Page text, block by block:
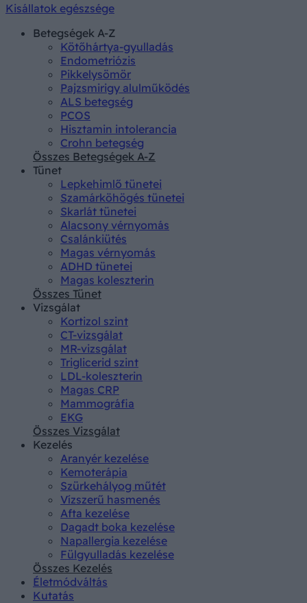
Kisállatok egészsége
Betegségek A-Z
Kötőhártya-gyulladás
Endometriózis
Pikkelysömör
Pajzsmirigy alulműködés
ALS betegség
PCOS
Hisztamin intolerancia
Crohn betegség
Összes Betegségek A-Z
Tünet
Lepkehimlő tünetei
Szamárköhögés tünetei
Skarlát tünetei
Alacsony vérnyomás
Csalánkiütés
Magas vérnyomás
ADHD tünetei
Magas koleszterin
Összes Tünet
Vizsgálat
Kortizol szint
CT-vizsgálat
MR-vizsgálat
Triglicerid szint
LDL-koleszterin
Magas CRP
Mammográfia
EKG
Összes Vizsgálat
Kezelés
Aranyér kezelése
Kemoterápia
Szürkehályog műtét
Vízszerű hasmenés
Afta kezelése
Dagadt boka kezelése
Napallergia kezelése
Fülgyulladás kezelése
Összes Kezelés
Életmódváltás
Kutatás